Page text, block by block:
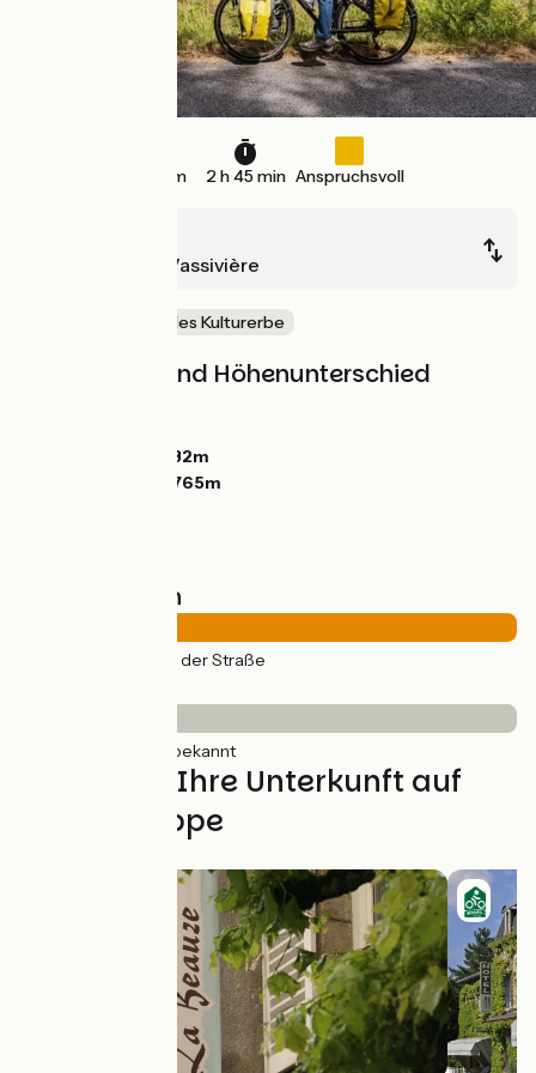
41 km 2 h 45 min Anspruchsvoll
Royère-de-Vassivière
Natur & regionales Kulturerbe
Steigungen und Höhenunterschied
432m
765m
Straßentypen
(100%) Auf der Straße
(100%) Unbekannt
Finden Sie Ihre Unterkunft auf
dieser Etappe